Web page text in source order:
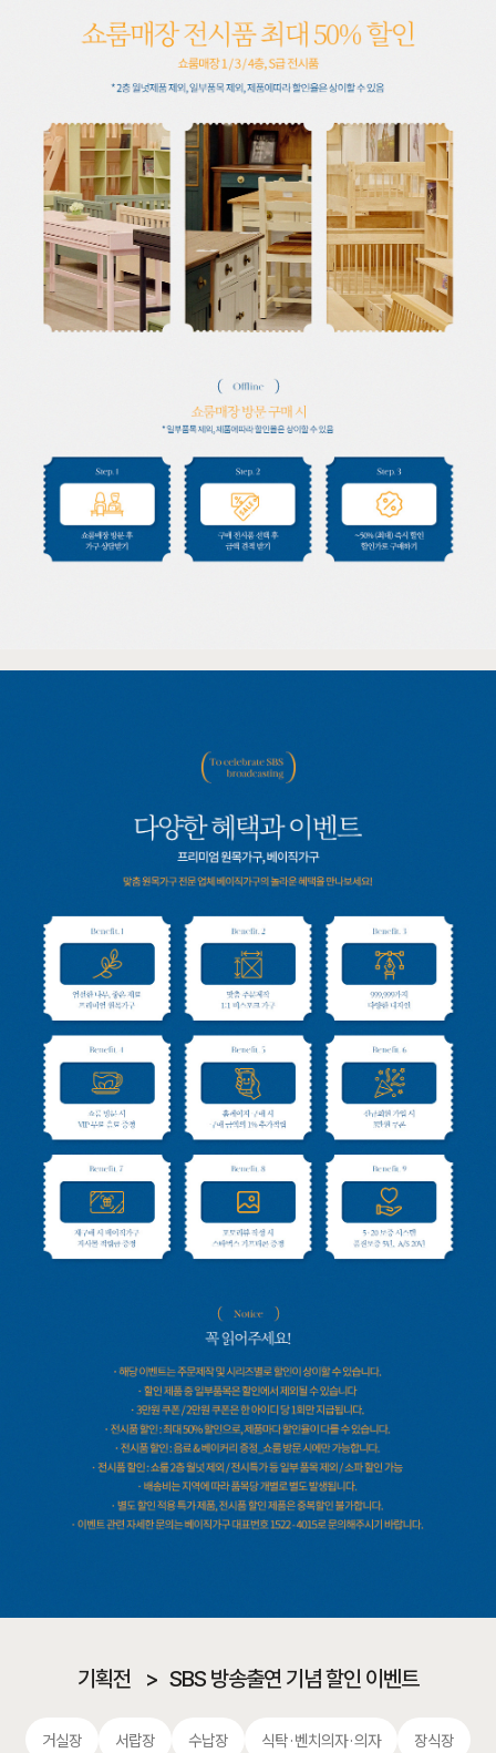
기획전 > SBS 방송출연 기념 할인 이벤트
거실장 서랍장 수납장 식탁·벤치의자·의자
장식장